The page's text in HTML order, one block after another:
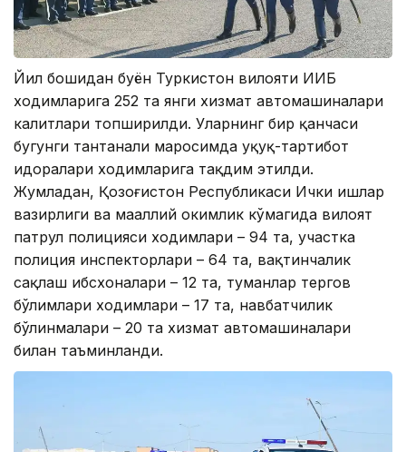
Йил бошидан буён Туркистон вилояти ИИБ
ходимларига 252 та янги хизмат автомашиналари
калитлари топширилди. Уларнинг бир қанчаси
бугунги тантанали маросимда ҳуқуқ-тартибот
идоралари ходимларига тақдим этилди.
Жумладан, Қозоғистон Республикаси Ички ишлар
вазирлиги ва маҳаллий ҳокимлик кўмагида вилоят
патрул полицияси ходимлари – 94 та, участка
полиция инспекторлари – 64 та, вақтинчалик
сақлаш ҳибсхоналари – 12 та, туманлар тергов
бўлимлари ходимлари – 17 та, навбатчилик
бўлинмалари – 20 та хизмат автомашиналари
билан таъминланди.